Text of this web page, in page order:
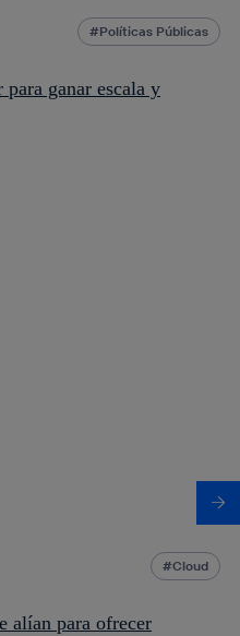
Políticas Públicas
ganar escala y
Cloud
alían para ofrecer